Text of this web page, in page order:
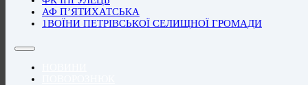
АФ П’ЯТИХАТСЬКА
1ВОЇНИ ПЕТРІВСЬКОЇ СЕЛИЩНОЇ ГРОМАДИ